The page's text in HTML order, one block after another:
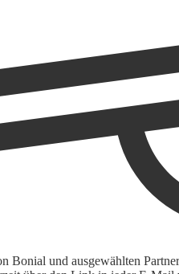
Bonial und ausgewählten